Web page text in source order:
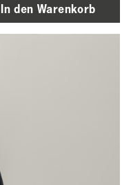
In den Warenkorb